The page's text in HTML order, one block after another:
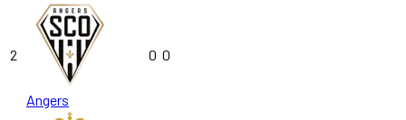
2
Angers
0 0